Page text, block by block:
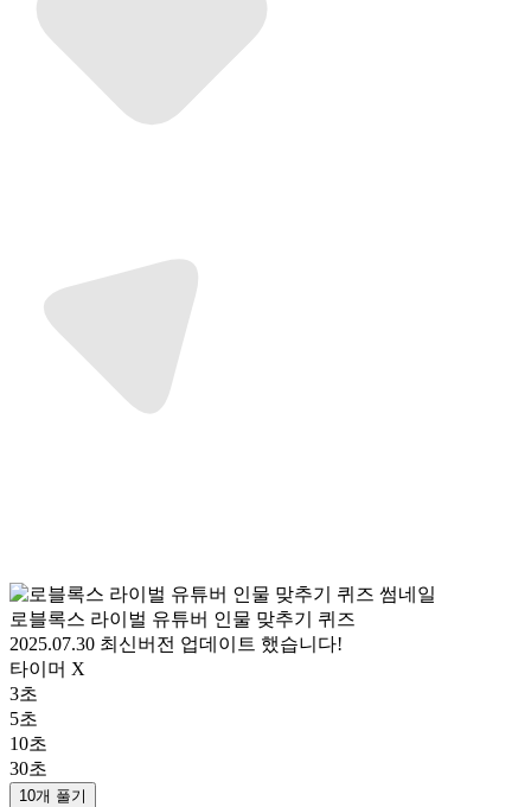
로블록스 라이벌 유튜버 인물 맞추기 퀴즈
2025.07.30 최신버전 업데이트 했습니다!
타이머 X
3초
5초
10초
30초
10개 풀기